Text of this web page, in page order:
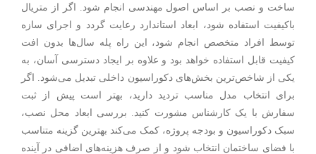
ساخت و نصب بر اساس اصول مهندسی انجام شود. اگر از متریال
باکیفیت استفاده شود، ابعاد استاندارد رعایت گردد و اجرای سازه
توسط افراد متخصص انجام شود، این راه پله سال‌ها بدون افت
کیفیت قابل استفاده خواهد بود و علاوه بر ایجاد دسترسی آسان، به
یکی از شاخص‌ترین بخش‌های دکوراسیون داخلی تبدیل می‌شود. اگر
برای انتخاب مدل مناسب تردید دارید، بهتر است پیش از ثبت
سفارش با یک کارشناس مشورت کنید. بررسی ابعاد محل نصب،
سبک دکوراسیون و بودجه پروژه، کمک می‌کند بهترین گزینه متناسب
با فضای ساختمان انتخاب شود و از صرف هزینه‌های اضافی در آینده